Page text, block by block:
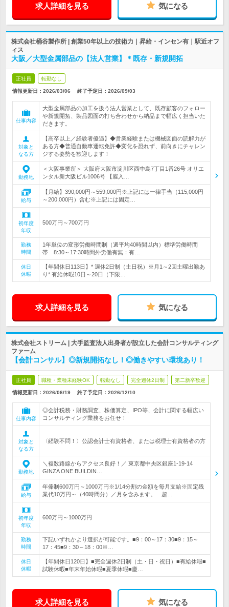
求人詳細を見る 気になる
株式会社桶谷製作所 | 創業50年以上の技術力｜昇給・インセン有｜駅近オフ
ィス
大阪／大型金属部品の【法人営業】＊既存・新規開拓
正社員 転勤なし
情報更新日：2026/03/06 終了予定日： 2026/09/03
仕事内容
大型金属部品の加工を扱う法人営業として、既存顧客のフォロー
や新規開拓、製品図面の打ち合わせから納品まで幅広く担当いた
だきます。
対象と
なる方
【高卒以上／経験者優遇】◆営業経験または機械図面の読解力が
ある方◆普通自動車運転免許◆変化を恐れず、前向きにチャレン
ジする姿勢を歓迎します！
勤務地
＜大阪事業所＞ 大阪府大阪市淀川区西中島7丁目1番26号 オリエ
ンタル新大阪ビル1006号 【雇入…
給与
【月給】390,000円～559,000円※上記には一律手当（115,000円
～200,000円）含む※上記には固定…
初年度
年収
500万円～700万円
勤務
時間
1年単位の変形労働時間制（週平均40時間以内）標準労働時間
帯 8:30～17:30時間外労働有無：有…
休日
休暇
【年間休日113日】* 週休2日制（土日祝）※月1～2回土曜出勤あ
り* 有給休暇10日～20日（下限…
求人詳細を見る 気になる
株式会社ストリーム | 大手監査法人出身者が設立した会計コンサルティング
ファーム
【会計コンサル】◎新規開拓なし！◎働きやすい環境あり！
正社員 職種・業種未経験OK 転勤なし 完全週休2日制 第二新卒歓迎
情報更新日：2026/06/19 終了予定日： 2026/12/10
仕事内容
◎会計税務・財務調査、株価算定、IPO等、会計に関する幅広い
コンサルティング業務をお任せ！
対象と
なる方
〈経験不問！〉公認会計士有資格者、または税理士有資格者の方
勤務地
＼複数路線からアクセス良好！／ 東京都中央区銀座1-19-14
GINZA ONE BUILDIN…
給与
年俸制600万円～1000万円※1/14分割の金額を毎月支給※固定残
業代10万円～（40時間分）／月を含みます。 超…
初年度
年収
600万円～1000万円
勤務
時間
下記いずれかより選択が可能です。■9：00～17：30■9：15～
17：45■9：30～18：00※…
休日
休暇
【年間休日120日】■完全週休2日制（土・日・祝日）■有給休暇■
試験休暇■年末年始休暇■夏季休暇■慶…
求人詳細を見る 気になる